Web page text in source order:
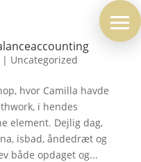
| Uncategorized
hvor Camilla havde
i hendes
element. Dejlig dag,
isbad, åndedræt og
både opdaget og...